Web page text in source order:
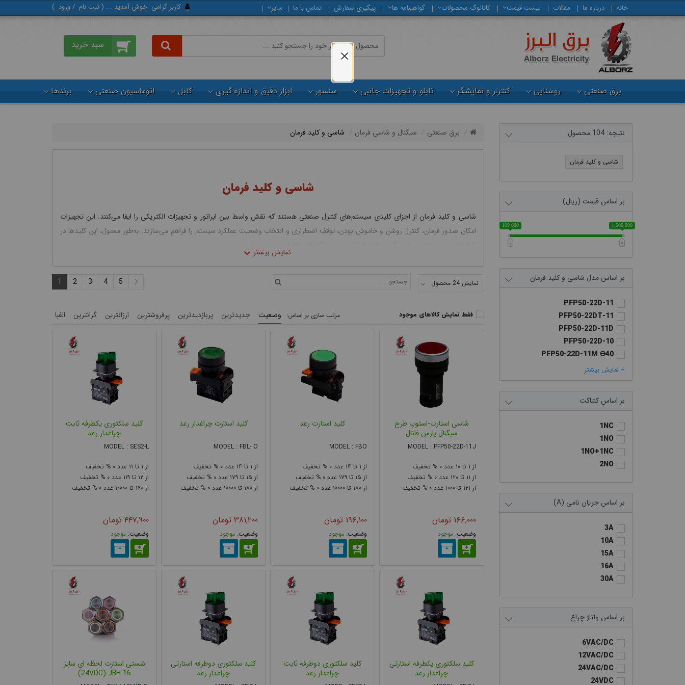
خانه درباره ما مقالات لیست قیمت كاتالوگ محصولات گواهینامه ها پیگیری سفارش تماس با ما سایر کاربر گرامی خوش آمدید ... (ثبت‌ نام /ورود )
برق صنعتی روشنایی کنترلر و نمایشگر تابلو و تجهیزات جانبی سنسور ابزار دقیق و اندازه گیری کابل اتوماسیون صنعتی برندها
برق صنعتی سیگنال و شاسی فرمان شاسی و کلید فرمان
شاسی و کلید فرمان
شاسی‌ و کلید فرمان از اجزای کلیدی سیستم‌های کنترل صنعتی هستند که نقش واسط بین اپراتور و تجهیزات الکتریکی را ایفا می‌کنند. این تجهیزات
امکان صدور فرمان، کنترل روشن و خاموش بودن، توقف اضطراری و انتخاب وضعیت عملکرد سیستم را فراهم می‌سازند. به‌طور معمول، این کلیدها در
شستی مکانیکی (Mechanical)
شده و مدار باز یا بسته می‌شود. طراحی ساده، قیمت مناسب و عملکرد قابل اعتماد، این شاسی‌ها را به انتخابی رایج در صنعت تبدیل کرده است.
نمایش 24 محصول 1 2 3 4 5
فقط نمایش کالاهای موجود وضعیت جدیدترین پربازدیدترین پرفروشترین ارزانترین گرانترین الفبا
شاسی استارت-استوپ طرح
سیگنال پارس فانال
MODEL : PFP50-22D-11J
۱ ۱۰
۰
۱۱
۱۲۰
۰
۱۲۱
۱۰۰۰ ۰
۱۶۶,۰۰۰ تومان
موجود
کلید استارت رعد
MODEL : FBO
۱ ۱۴
۰
۱۵
۱۷۹
۰
۱۸۰
۱۰۰۰۰ ۰
۱۹۶,۱۰۰ تومان
موجود
کلید استارت چراغدار رعد
MODEL : FBL- O
۱ ۱۴
۰
۱۵
۱۷۹
۰
۱۸۰
۱۰۰۰۰ ۰
۳۸۱,۲۰۰ تومان
موجود
کلید سلکتوری یکطرفه ثابت
چراغدار رعد
MODEL : SES2-L
۱ ۱۱
۰
۱۲
۱۱۹
۰
۱۲۰
۱۰۰۰۰ ۰
۴۴۷,۹۰۰ تومان
موجود
کلید سلکتوری یکطرفه استارتی
چراغدار رعد
کلید سلکتوری دوطرفه ثابت
چراغدار رعد
کلید سلکتوری دوطرفه استارتی
چراغدار رعد
شستی استارت لحظه ای سایز
16 24VDC) JBH)
نتیجه: 104 محصول
شاسی و کلید فرمان
بر اساس قیمت (ریال)
109 000 1 500 000
مدل شاسی و کلید فرمان
PFP50-22D-11
PFP50-22DT-11
PFP50-22D-11D
PFP50-22D-10
PFP50-22D-11M Ꝋ40
PFP50-22D-11MT Ꝋ40
PFP50-22B-11ZK Ꝋ40
PFP50-22D-11CX
PFP50-22D-20CXS
PFP50-22D-20XDS
PFP50-22D-11Y
PFP50-22D-20YS
PFP50-22D-11R
PFP50-22D-11RD
PFP50-22D-11J
PFP50-22D-20CXS/F
PF-216
PF-316
FBC
FBC-C
FBC-O
FBO
FBL-C
FBCL-C
FBL- O
DPB
DPBC
+ نمایش بیشتر
كنتاكت
1NC
1NO
1NO+1NC
2NO
جريان نامی (A)
3A
10A
15A
16A
30A
ولتاژ چراغ
6VAC/DC
12VAC/DC
24VAC/DC
24VDC